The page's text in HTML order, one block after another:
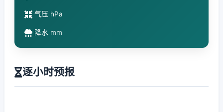
气压 hPa
降水 mm
逐小时预报